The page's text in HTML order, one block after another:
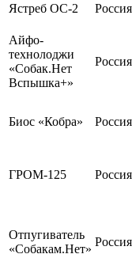
Ястреб ОС-2 Россия
Айфо-
технолоджи
«Собак.Нет
Вспышка+»
Россия
Биос «Кобра» Россия
ГРОМ-125 Россия
Отпугиватель
«Собакам.Нет»
Россия